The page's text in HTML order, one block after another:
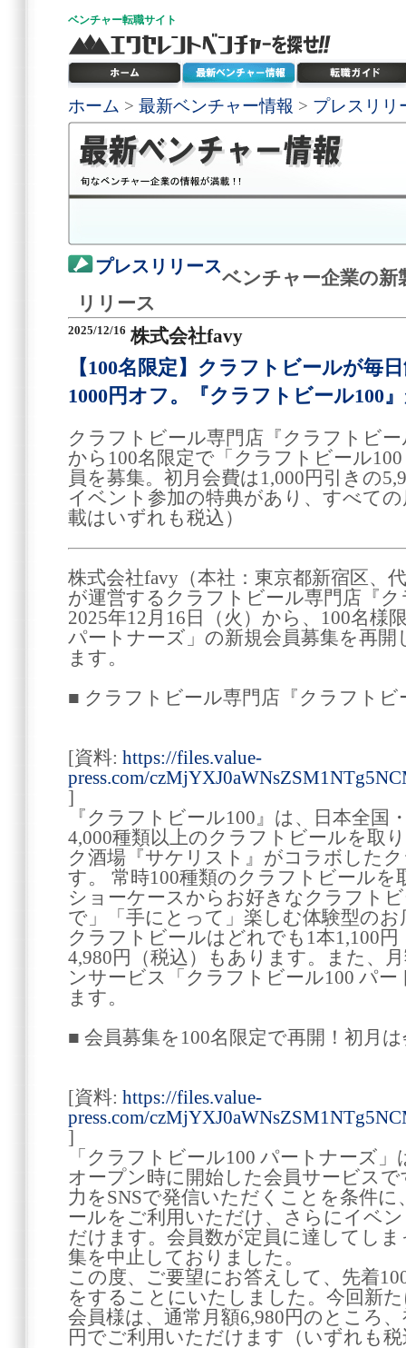
ベンチャー転職サイト
ホーム > 最新ベンチャー情報 > プレスリリ
プレスリリース
ベンチャー企業の新
リリース
2025/12/16 株式会社favy
【100名限定】クラフトビールが毎
1000円オフ。『クラフトビール100
クラフトビール専門店『クラフトビー
から100名限定で「クラフトビール
員を募集。初月会費は1,000円引きの
イベント参加の特典があり、すべて
載はいずれも税込）
株式会社favy（本社：東京都新宿区、
が運営するクラフトビール専門店『
2025年12月16日（火）から、100名様
パートナーズ」の新規会員募集を再
ます。
■ クラフトビール専門店『クラフトビ
[資料: https://files.value-
press.com/
]
『クラフトビール100』は、日本全国
4,000種類以上のクラフトビールを取
ク酒場『サケリスト』がコラボした
す。 常時100種類のクラフトビール
ショーケースからお好きなクラフト
で」「手にとって」楽しむ体験型のお
クラフトビールはどれでも1本1,100
4,980円（税込）もあります。また、
ンサービス「クラフトビール100 パ
ます。
■ 会員募集を100名限定で再開！初月
[資料: https://files.value-
press.com/
]
「クラフトビール100 パートナーズ
オープン時に開始した会員サービス
力をSNSで発信いただくことを条件
ールをご利用いただけ、さらにイベ
だけます。会員数が定員に達してし
集を中止しておりました。
この度、ご要望にお答えして、先着
をすることにいたしました。今回新
会員様は、通常月額6,980円のところ
円でご利用いただけます（いずれも税